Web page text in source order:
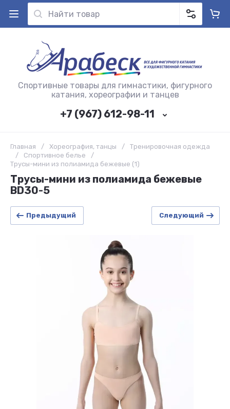
Спортивные товары для гимнастики, фигурного
катания, хореографии и танцев
+7 (967) 612-98-11
Главная / Хореография, танцы /
Тренировочная одежда
/
Спортивное белье
/
Трусы-мини из полиамида бежевые (1)
Трусы-мини из полиамида бежевые
BD30-5
Предыдущий Следующий